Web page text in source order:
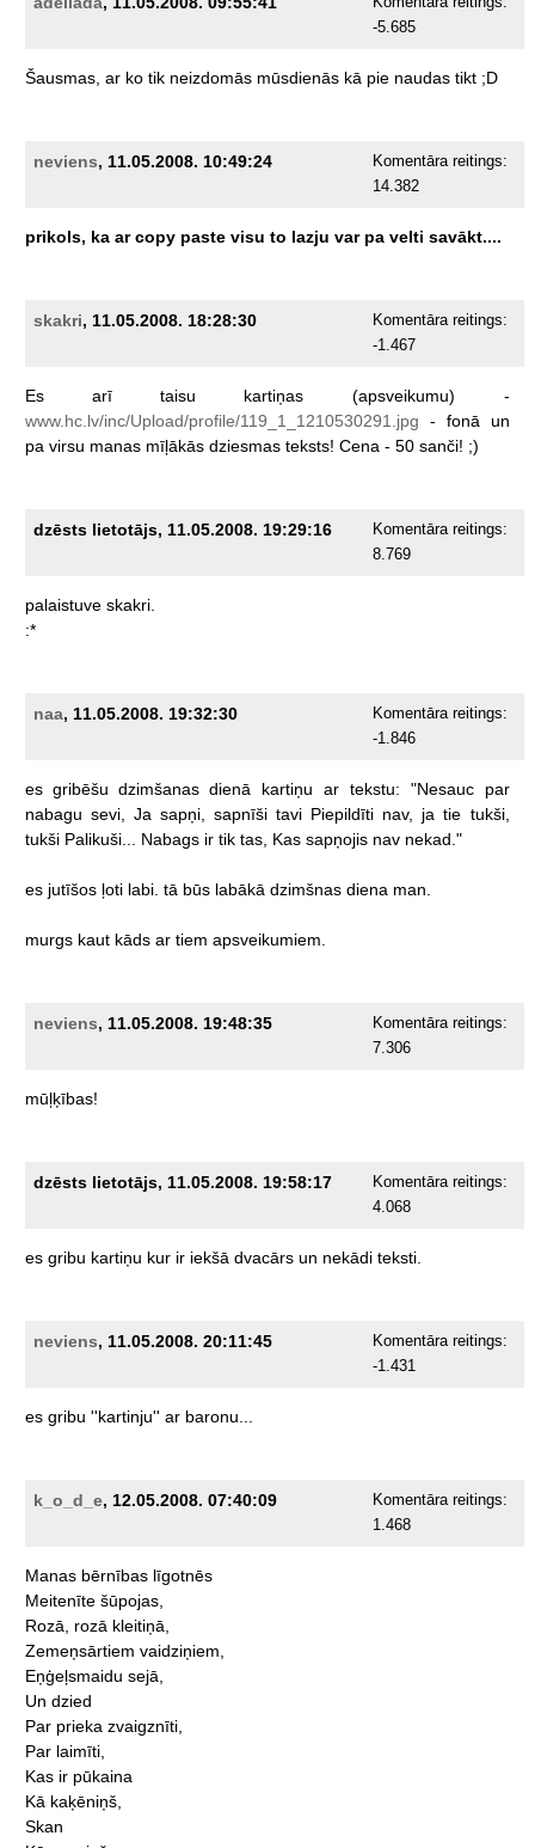
-5.685
Šausmas, ar ko tik neizdomās mūsdienās kā pie naudas tikt ;D
neviens, 11.05.2008. 10:49:24
Komentāra reitings:
14.382
prikols, ka ar copy paste visu to lazju var pa velti savākt....
skakri, 11.05.2008. 18:28:30
Komentāra reitings:
-1.467
Es arī taisu kartiņas (apsveikumu)
-
www.hc.lv/inc/Upload/profile/119_1_1210530291.jpg
- fonā
un
pa virsu manas mīļākās dziesmas teksts! Cena - 50 sanči! ;)
dzēsts lietotājs, 11.05.2008. 19:29:16
Komentāra reitings:
8.769
palaistuve skakri.
:*
naa, 11.05.2008. 19:32:30
Komentāra reitings:
-1.846
es gribēšu dzimšanas dienā kartiņu ar tekstu: "Nesauc
par
nabagu sevi, Ja sapņi, sapnīši tavi Piepildīti nav, ja tie tukši,
tukši Palikuši... Nabags ir tik tas, Kas sapņojis nav nekad."
es jutīšos ļoti labi. tā būs labākā dzimšnas diena man.
murgs kaut kāds ar tiem apsveikumiem.
neviens, 11.05.2008. 19:48:35
Komentāra reitings:
7.306
mūļķības!
dzēsts lietotājs, 11.05.2008. 19:58:17
Komentāra reitings:
4.068
es gribu kartiņu kur ir iekšā dvacārs un nekādi teksti.
neviens, 11.05.2008. 20:11:45
Komentāra reitings:
-1.431
es gribu ''kartinju'' ar baronu...
k_o_d_e, 12.05.2008. 07:40:09
Komentāra reitings:
1.468
Manas bērnības līgotnēs
Meitenīte šūpojas,
Rozā,
rozā kleitiņā,
Zemeņsārtiem vaidziņiem,
Eņģeļsmaidu sejā,
Un dzied
Par prieka zvaigznīti,
Par laimīti,
Kas ir pūkaina
Kā kaķēniņš,
Skan